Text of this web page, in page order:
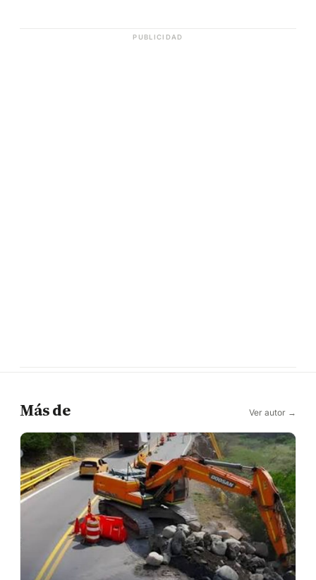
PUBLICIDAD
Más de Ver autor →